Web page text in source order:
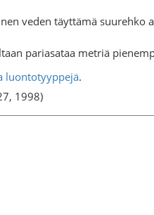
veden täyttämä suurehko
pariasataa metriä
luontotyyppejä.
1998)